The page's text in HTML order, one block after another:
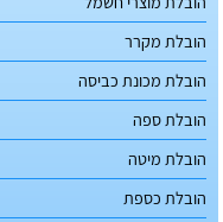
הובלת מקרר
הובלת מכונת כביסה
הובלת ספה
הובלת מיטה
הובלת כספת